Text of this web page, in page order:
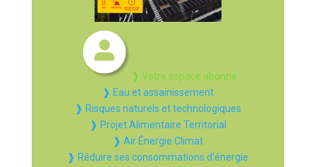
❱ Votre espace abonné
❱ Eau et assainissement
❱ Risques naturels et technologiques
❱ Projet Alimentaire Territorial
❱ Air Énergie Climat
❱ Réduire ses consommations d’énergie